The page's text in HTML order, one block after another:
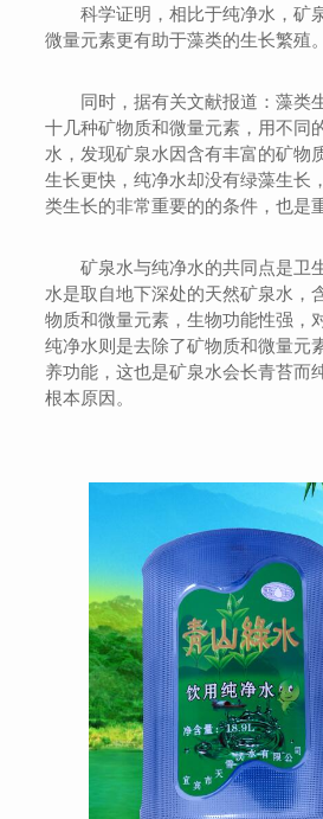
科学证明，相比于纯净水，矿
微量元素更有助于藻类的生长繁殖。
同时，据有关文献报道：藻类
十几种矿物质和微量元素，用不同
水，发现矿泉水因含有丰富的矿物
生长更快，纯净水却没有绿藻生长
类生长的非常重要的的条件，也是
矿泉水与纯净水的共同点是卫
水是取自地下深处的天然矿泉水，
物质和微量元素，生物功能性强，
纯净水则是去除了矿物质和微量元
养功能，这也是矿泉水会长青苔而
根本原因。